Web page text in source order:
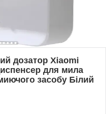
дозатор Xiaomi
для мила
засобу Білий